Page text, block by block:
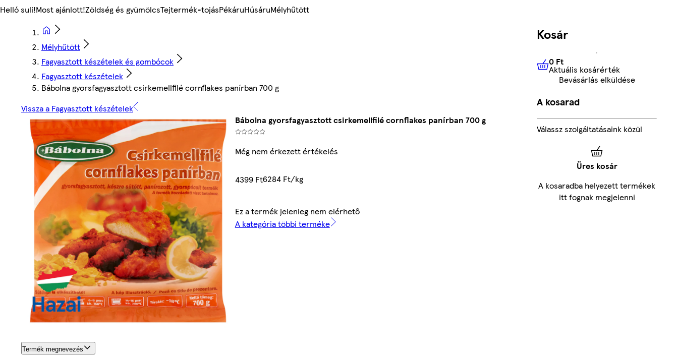
Helló suli!Most ajánlott!Zöldség és gyümölcsTejtermék-tojásPékáruHúsáruMélyhűtött
Mélyhűtött
Fagyasztott készételek és gombócok
Fagyasztott készételek
Bábolna gyorsfagyasztott csirkemellfilé cornflakes panírban 700 g
Vissza a Fagyasztott készételek
Bábolna gyorsfagyasztott csirkemellfilé cornflakes panírban 700 g
Még nem érkezett értékelés
4399 Ft6284 Ft/kg
Ez a termék jelenleg nem elérhető
A kategória többi terméke
Termék megnevezés
Kosár
0 FtAktuális kosárérték
0 Ft
Aktuális kosárérték
Bevásárlás elküldése
A kosarad
Válassz szolgáltatásaink közül
Üres kosár
A kosaradba helyezett termékek
itt fognak megjelenni